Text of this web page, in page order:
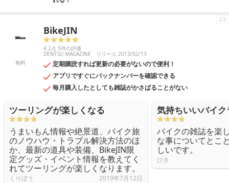
無料
BikeJIN
4.2点 5件の評価
DENTSU MAGAZINE リリース 2013/02/13
定期購読すれば更新の必要がないので便利！
アプリですぐにバックナンバーを確認できる
毎月購入したとしても雑誌がかさばることがない
23
ツーリングが楽しくなる
うまいもん情報や絶景道、バイク旅
のノウハウ・トラブル解決方法のほ
か、最新の道具や装備、BikeJIN限
定グッズ・イベント情報を教えてく
れてツーリングが楽しくなります。
くりぼう 2019年7月12日
気持ちいいバイ
バイクの雑誌を楽
な事についてとこ
しいです。
ひき